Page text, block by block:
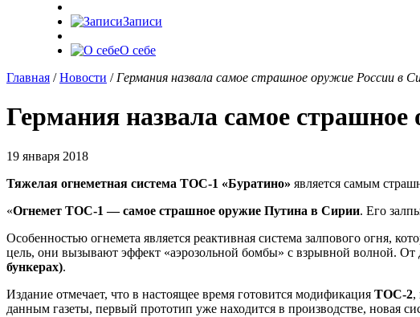
Записи
О себе
Главная /Новости / Германия назвала самое страшное оружие России в
Германия назвала самое
19 января 2018
Тяжелая огнеметная система ТОС-1 «Буратино» является самым
«Огнемет ТОС-1 — самое страшное оружие Путина в Сирии. Его
Особенностью огнемета является реактивная система залпового огня,
цель, они вызывают эффект «аэрозольной бомбы» с взрывной волной. От
бункерах).
Издание отмечает, что в настоящее время готовится модификация ТОС-2,
данным газеты, первый прототип уже находится в производстве, новая